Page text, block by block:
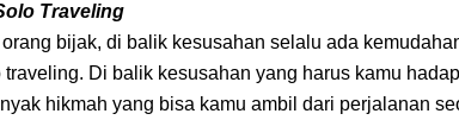
Traveling
bijak, di balik kesusahan selalu ada
traveling. Di balik kesusahan yang harus kamu
hikmah yang bisa kamu ambil dari perjalanan